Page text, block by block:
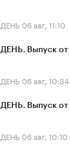
ДЕНЬ 06 авг, 11:10
ДЕНЬ. Выпуск от
ДЕНЬ 06 авг, 10:34
ДЕНЬ. Выпуск от
ДЕНЬ 06 авг, 10:10